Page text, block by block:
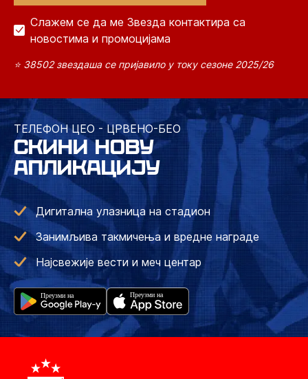
Слажем се да ме Звезда контактира са
новостима и промоцијама
⭐ 38502 звездаша се пријавило у току сезоне 2025/26
ТЕЛЕФОН ЦЕО - ЦРВЕНО-БЕО
СКИНИ НОВУ
АПЛИКАЦИЈУ
Дигитална улазница на стадион
Занимљива такмичења и вредне награде
Најсвежије вести и меч центар